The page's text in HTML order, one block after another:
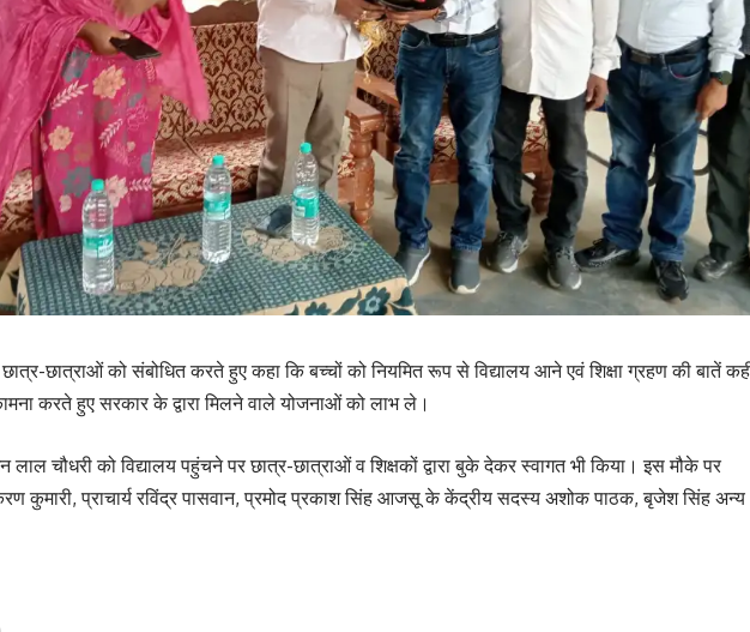
छात्राओं को संबोधित करते हुए कहा कि बच्चों को नियमित रूप से विद्यालय आने एवं शिक्षा ग्रहण की बातें
करते हुए सरकार के द्वारा मिलने वाले योजनाओं को लाभ ले।
लाल चौधरी को विद्यालय पहुंचने पर छात्र-छात्राओं व शिक्षकों द्वारा बुके देकर स्वागत भी किया। इस मौके पर
कुमारी, प्राचार्य रविंद्र पासवान, प्रमोद प्रकाश सिंह आजसू के केंद्रीय सदस्य अशोक पाठक, बृजेश सिंह अन्य